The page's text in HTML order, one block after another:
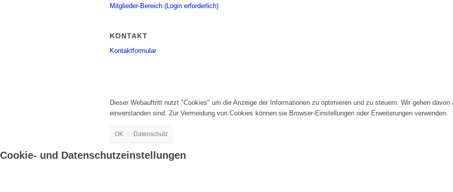
Mitglieder-Bereich (Login erforderlich)
KONTAKT
Kontaktformular
Dieser Webauftritt nutzt "Cookies" um die Anzeige der Informationen zu optimieren und zu steuern. Wir gehen
einverstanden sind. Zur Vermeidung von Cookies können sie Browser-Einstellungen oder Erweiterungen verwenden.
OK Datenschutz
Cookie- und Datenschutzeinstellungen